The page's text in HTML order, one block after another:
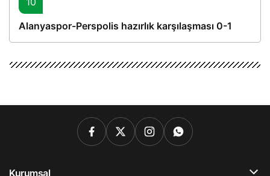
Alanyaspor-Perspolis hazırlık karşılaşması 0-1
Kurumsal